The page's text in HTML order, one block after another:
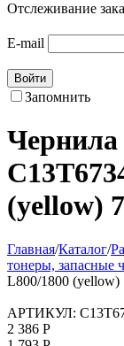
Отслеживание
E-mail
Войти
Запомнить
Чернила
(yellow)
Главная/Каталог/
тонеры, запасные
L800/1800 (yellow)
АРТИКУЛ:
2 386 Р